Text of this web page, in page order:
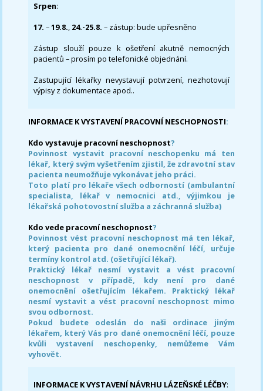
Srpen:
17. –19.8., 24.-25.8. – zástup: bude upřesněno
Zástup slouží pouze k ošetření akutně nemocných
pacientů – prosím po telefonické objednání.
Zastupující lékařky nevystavují potvrzení, nezhotovují
výpisy z dokumentace apod..
INFORMACE K VYSTAVENÍ PRACOVNÍ NESCHOPNOSTI:
Kdo vystavuje pracovní neschopnost?
Povinnost vystavit pracovní neschopenku má ten
lékař, který svým vyšetřením zjistil, že zdravotní stav
pacienta neumožňuje vykonávat jeho práci.
Toto platí pro lékaře všech odborností (ambulantní
specialista, lékař v nemocnici atd., výjimkou je
lékařská pohotovostní služba a záchranná služba)
Kdo vede pracovní neschopnost?
Povinnost vést pracovní neschopnost má ten lékař,
který pacienta pro dané onemocnění léčí, určuje
termíny kontrol atd. (ošetřující lékař).
Praktický lékař nesmí vystavit a vést pracovní
neschopnost v případě, kdy není pro dané
onemocnění ošetřujícím lékařem. Praktický lékař
nesmí vystavit a vést pracovní neschopnost mimo
svou odbornost.
Pokud budete odeslán do naši ordinace jiným
lékařem, který Vás pro dané onemocnění léčí, pouze
kvůli vystavení neschopenky, nemůžeme Vám
vyhovět.
INFORMACE K VYSTAVENÍ NÁVRHU LÁZEŇSKÉ LÉČBY: